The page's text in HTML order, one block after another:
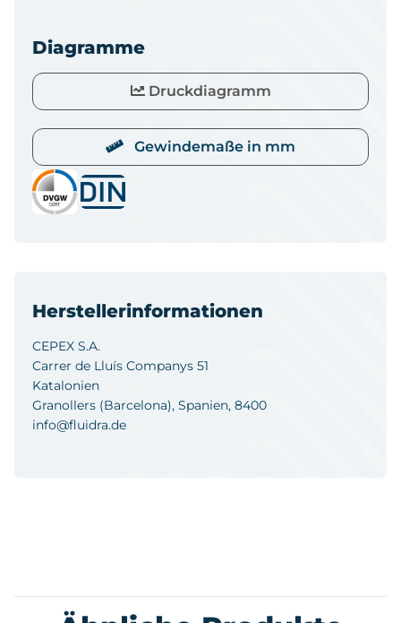
Diagramme
Druckdiagramm
Gewindemaße in mm
Herstellerinformationen
CEPEX S.A.
Carrer de Lluís Companys 51
Katalonien
Granollers (Barcelona), Spanien, 8400
info@fluidra.de